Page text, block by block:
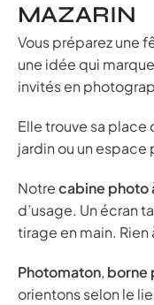
MAZARIN
Vous préparez une
une idée qui marque
invités en
Elle trouve sa place
jardin ou un espace
Notrecabine photo
d’usage. Un écran
tirage en main.
Photomaton, borne
orientons selon le